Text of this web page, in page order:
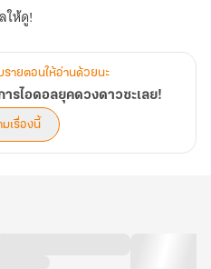
การ
ไอ
ยุค
ดวงดาว
ซะ
เลย!
ให้ดู!
รายตอนให้อ่านด้วยนะ
รไอดอลยุคดวงดาวซะเลย!
เรื่องนี้